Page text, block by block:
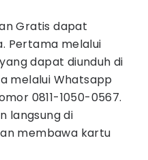
Gratis dapat
Pertama melalui
dapat diunduh di
melalui Whatsapp
0811-1050-0567.
langsung di
membawa kartu